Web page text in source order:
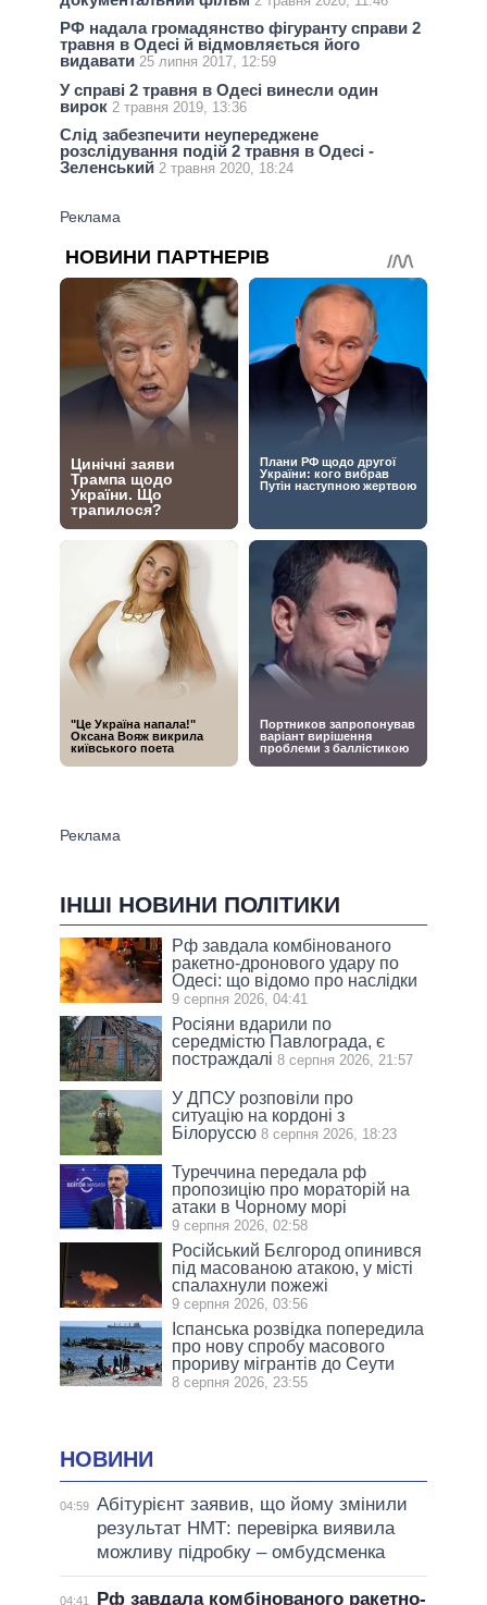
РФ надала громадянство фігуранту справи 2
травня в Одесі й відмовляється його
видавати 25 липня 2017, 12:59
У справі 2 травня в Одесі винесли один
вирок 2 травня 2019, 13:36
Слід забезпечити неупереджене
розслідування подій 2 травня в Одесі -
Зеленський 2 травня 2020, 18:24
ІНШІ НОВИНИ ПОЛІТИКИ
Рф завдала комбінованого
ракетно-дронового удару по
Одесі: що відомо про наслідки
9 серпня 2026, 04:41
Росіяни вдарили по
середмістю Павлограда, є
постраждалі 8 серпня 2026, 21:57
У ДПСУ розповіли про
ситуацію на кордоні з
Білоруссю 8 серпня 2026, 18:23
Туреччина передала рф
пропозицію про мораторій на
атаки в Чорному морі
9 серпня 2026, 02:58
Російський Бєлгород опинився
під масованою атакою, у місті
спалахнули пожежі
9 серпня 2026, 03:56
Іспанська розвідка попередила
про нову спробу масового
прориву мігрантів до Сеути
8 серпня 2026, 23:55
НОВИНИ
04:59 Абітурієнт заявив, що йому змінили
результат НМТ: перевірка виявила
можливу підробку – омбудсменка
04:41
Рф завдала комбінованого ракетно-